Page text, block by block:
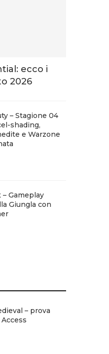
ecco i
2026
– Stagione 04
shading,
e Warzone
Gameplay
Giungla con
– prova
Access